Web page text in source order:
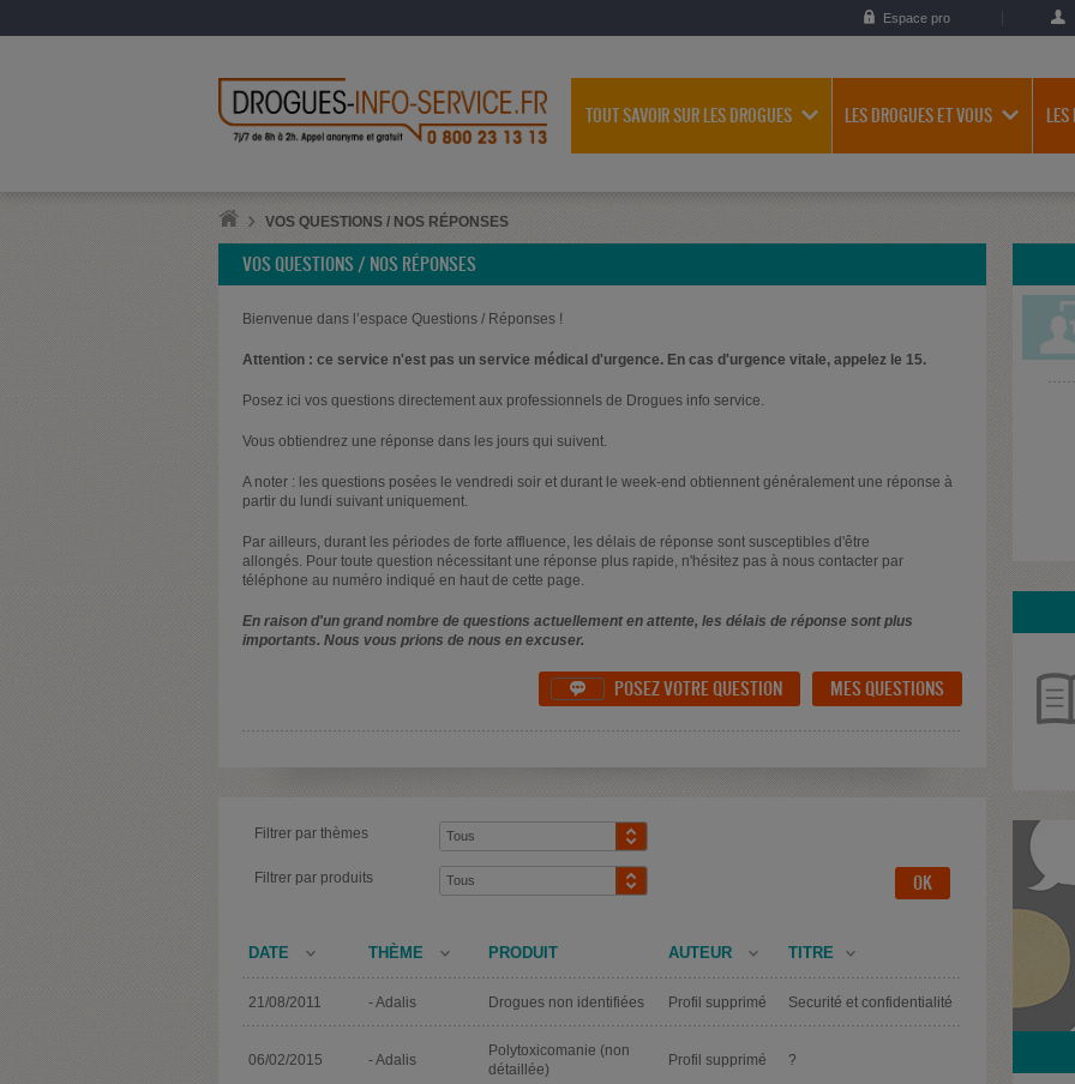
Espace pro
TOUT SAVOIR SUR LES DROGUES LES DROGUES ET VOUS
VOS QUESTIONS / NOS RÉPONSES
VOS QUESTIONS / NOS RÉPONSES
Bienvenue dans l’espace Questions / Réponses !
Attention : ce service n'est pas un service médical d'urgence. En cas d'urgence vitale, appelez le 15.
Posez ici vos questions directement aux professionnels de Drogues info service.
Vous obtiendrez une réponse dans les jours qui suivent.
A noter : les questions posées le vendredi soir et durant le week-end obtiennent généralement une réponse à
partir du lundi suivant uniquement.
Par ailleurs, durant les périodes de forte affluence, les délais de réponse sont susceptibles d'être
allongés. Pour toute question nécessitant une réponse plus rapide, n'hésitez pas à nous contacter par
téléphone au numéro indiqué en haut de cette page.
En raison d'un grand nombre de questions actuellement en attente, les délais de réponse sont plus
importants. Nous vous prions de nous en excuser.
 POSEZ VOTRE QUESTION MES QUESTIONS
Filtrer par thèmes
Filtrer par produits
DATE THÈME PRODUIT AUTEUR TITRE
21/08/2011 - Adalis Drogues non identifiées Profil supprimé Securité et confidentialité
06/02/2015 - Adalis
Polytoxicomanie (non
détaillée)
Profil supprimé ?